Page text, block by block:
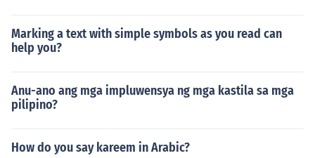
Marking a text with simple symbols as you read can
help you?
Anu-ano ang mga impluwensya ng mga kastila sa mga
pilipino?
How do you say kareem in Arabic?